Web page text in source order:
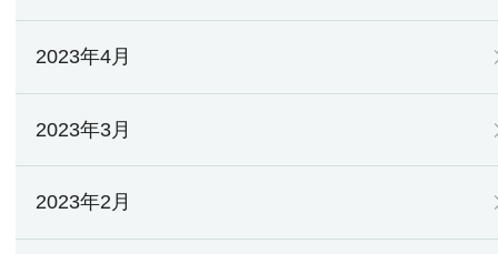
2023年4月
2023年3月
2023年2月